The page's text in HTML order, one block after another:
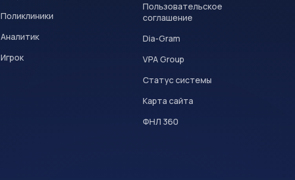
Поликлиники
Аналитик
Игрок
Пользовательское
соглашение
Dia-Gram
VPA Group
Статус системы
Карта сайта
ФНЛ 360